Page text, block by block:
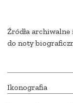
Źródła
do noty
Ikonografia